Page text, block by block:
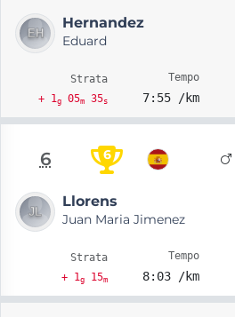
Hernandez
Eduard
Strata
+ 1g05m35s
Tempo
7:55 /km
6 6
Llorens
Juan Maria Jimenez
Strata
+ 1g15m
Tempo
8:03 /km